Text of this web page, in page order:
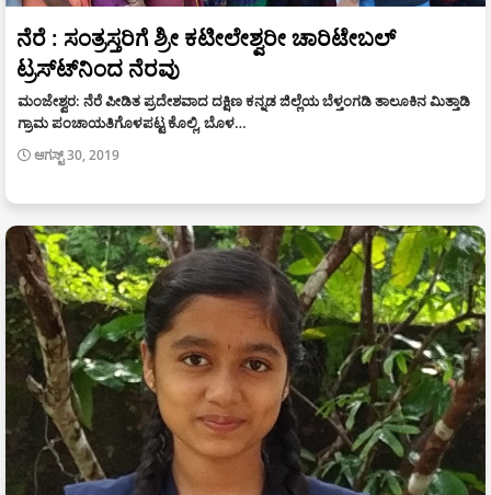
ನೆರೆ : ಸಂತ್ರಸ್ತರಿಗೆ ಶ್ರೀ ಕಟೀಲೇಶ್ವರೀ ಚಾರಿಟೇಬಲ್
ಟ್ರಸ್ಟ್‍ನಿಂದ ನೆರವು
ಮಂಜೇಶ್ವರ: ನೆರೆ ಪೀಡಿತ ಪ್ರದೇಶವಾದ ದಕ್ಷಿಣ ಕನ್ನಡ ಜಿಲ್ಲೆಯ ಬೆಳ್ತಂಗಡಿ ತಾಲೂಕಿನ ಮಿತ್ತಾಡಿ
ಗ್ರಾಮ ಪಂಚಾಯತಿಗೊಳಪಟ್ಟ ಕೊಲ್ಲಿ, ಬೊಳ…
ಆಗಸ್ಟ್ 30, 2019